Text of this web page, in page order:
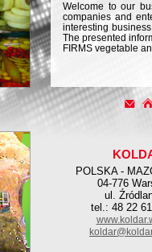
Welcome to our
companies and
interesting
The presented
FIRMS vegetable
POLSKA -
04-776
ul.
tel.: 48 22